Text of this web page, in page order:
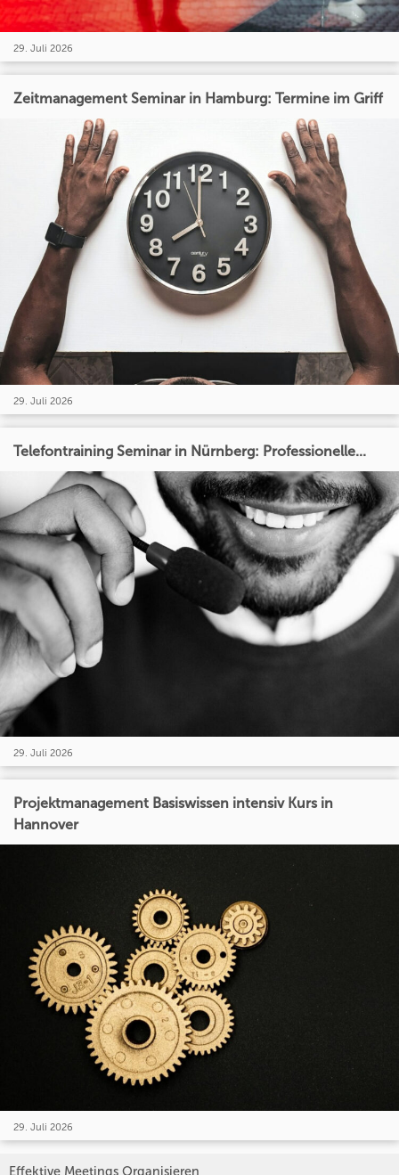
29. Juli 2026
Zeitmanagement Seminar in Hamburg: Termine im Griff
29. Juli 2026
Telefontraining Seminar in Nürnberg: Professionelle...
29. Juli 2026
Projektmanagement Basiswissen intensiv Kurs in
Hannover
29. Juli 2026
Effektive Meetings Organisieren